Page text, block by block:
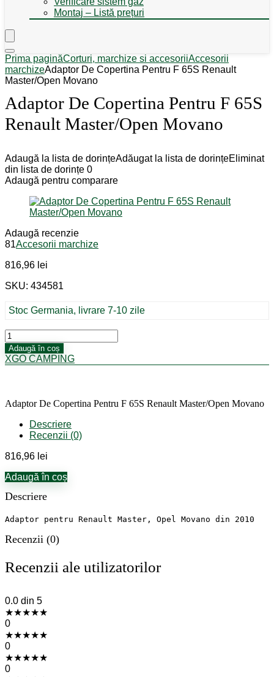
Montaj – Listă prețuri
Prima paginăCorturi, marchize si accesoriiAccesorii
marchizeAdaptor De Copertina Pentru F 65S Renault
Master/Open Movano
Adaptor De Copertina Pentru F 65S
Renault Master/Open Movano
Adaugă la lista de dorințeAdăugat la lista de dorințeEliminat
din lista de dorințe 0
Adaugă pentru comparare
Adaugă recenzie
81Accesorii marchize
816,96 lei
SKU: 434581
Stoc Germania, livrare 7-10 zile
Cantitate
Adaptor
De
Copertina
65S
Renault
Master/Open
Movano
Adaugă în coș
XGO CAMPING
Adaptor De Copertina Pentru F 65S Renault Master/Open Movano
Descriere
Recenzii (0)
816,96 lei
Adaugă în coș
Descriere
Adaptor pentru Renault Master, Opel Movano din 2010
Recenzii (0)
Recenzii ale utilizatorilor
0.0 din 5
★★★★★
0
★★★★★
0
★★★★★
0